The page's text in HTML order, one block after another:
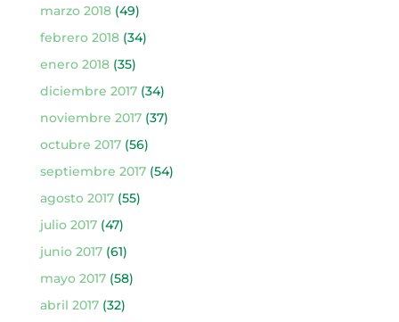
marzo 2018(49)
febrero 2018(34)
enero 2018(35)
diciembre 2017(34)
noviembre 2017(37)
octubre 2017(56)
septiembre 2017(54)
agosto 2017(55)
julio 2017(47)
junio 2017(61)
mayo 2017(58)
abril 2017(32)